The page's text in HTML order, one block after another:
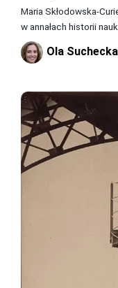
Maria Skłodowska-
w annałach historii
Ola Suchecka